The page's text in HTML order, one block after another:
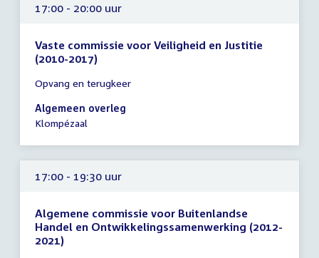
17:00 - 20:00 uur
Vaste commissie voor Veiligheid en Justitie
(2010-2017)
vergadering
17:00
-
uur
Opvang en terugkeer
Algemeen overleg
Klompézaal
17:00 - 19:30 uur
Algemene commissie voor Buitenlandse
Handel en Ontwikkelingssamenwerking (2012-
2021)